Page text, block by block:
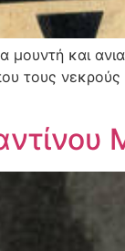
και
νεκρούς